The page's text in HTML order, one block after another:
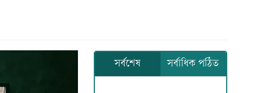
সর্বশেষ সর্বাধিক পঠিত